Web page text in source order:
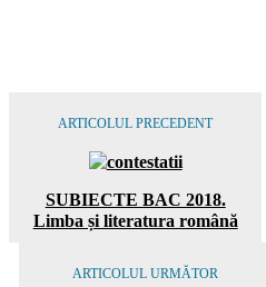
ARTICOLUL PRECEDENT
SUBIECTE BAC 2018.
Limba și literatura română
ARTICOLUL URMĂTOR